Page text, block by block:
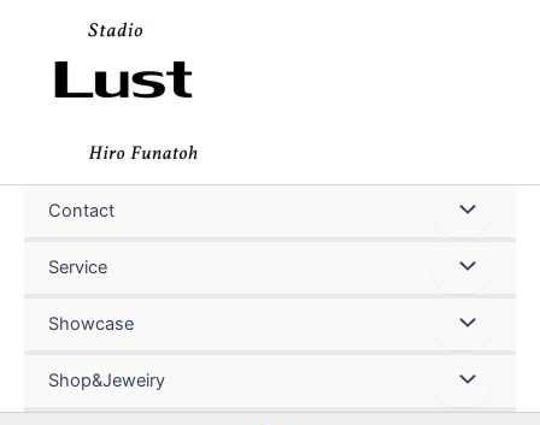
プ
Contact
Service
Showcase
Shop&Jeweiry